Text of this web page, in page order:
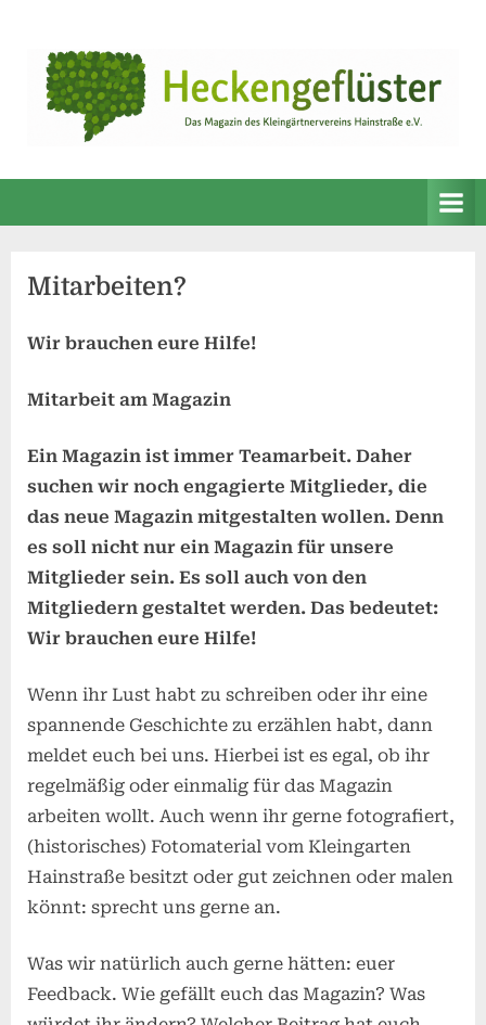
content
Mitarbeiten?
Wir brauchen eure Hilfe!
Mitarbeit am Magazin
Ein Magazin ist immer Teamarbeit. Daher
suchen wir noch engagierte Mitglieder, die
das neue Magazin mitgestalten wollen. Denn
es soll nicht nur ein Magazin für unsere
Mitglieder sein. Es soll auch von den
Mitgliedern gestaltet werden. Das bedeutet:
Wir brauchen eure Hilfe!
Wenn ihr Lust habt zu schreiben oder ihr eine
spannende Geschichte zu erzählen habt, dann
meldet euch bei uns. Hierbei ist es egal, ob ihr
regelmäßig oder einmalig für das Magazin
arbeiten wollt. Auch wenn ihr gerne fotografiert,
(historisches) Fotomaterial vom Kleingarten
Hainstraße besitzt oder gut zeichnen oder malen
könnt: sprecht uns gerne an.
Was wir natürlich auch gerne hätten: euer
Feedback. Wie gefällt euch das Magazin? Was